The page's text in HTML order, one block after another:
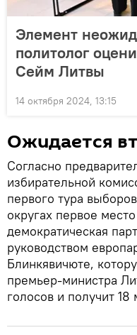
Элемент
политолог
Сейм Литвы
14 октября 2024, 13:15
Ожидается
Согласно
избирательной
первого тура
округах первое
демократическая
руководством
Блинкявичюте,
премьер-министра
голосов и получит 18